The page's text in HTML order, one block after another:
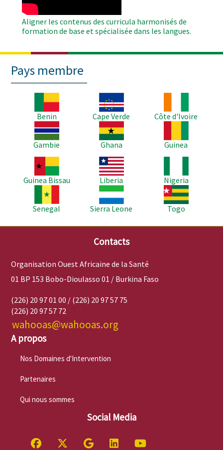
Aligner les contenus des curricula harmonisés de
formation de base et spécialisée dans les langues.
Pays membre
Benin
Image
Cape Verde
Côte d'Ivoire
Image
Gambie
Image
Ghana
Guinea
Image
Guinea Bissau
Image
Liberia
Nigeria
Senegal
Image
Sierra Leone
Image
Togo
Contacts
Organisation Ouest Africaine de la Santé
01 BP 153 Bobo-Dioulasso 01 / Burkina Faso
(226) 20 97 01 00 / (226) 20 97 57 75
(226) 20 97 57 72
wahooas@wahooas.org
A propos
Nos Domaines d'Intervention
Partenaires
Qui nous sommes
Social Media